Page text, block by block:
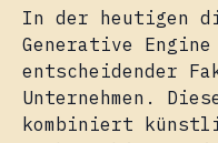
In der heutigen
Generative
entscheidender
Unternehmen.
kombiniert